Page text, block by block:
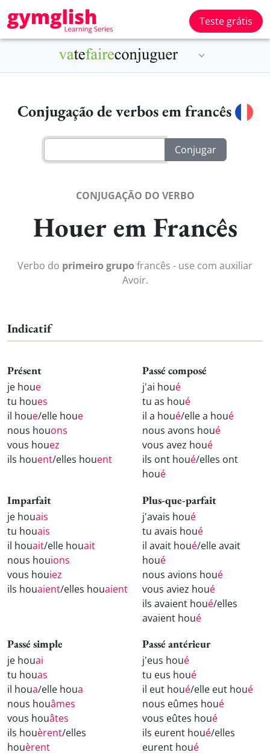
Teste grátis
Conjugação de verbos em francês
CONJUGAÇÃO DO VERBO
Houer em Francês
Verbo do primeiro grupo francês - use com auxiliar
Avoir.
Indicatif
Présent
je houe
tu houes
il houe/elle houe
nous houons
vous houez
ils houent/elles houent
Passé composé
j'ai houé
tu as houé
il a houé/elle a houé
nous avons houé
vous avez houé
ils ont houé/elles ont
houé
Imparfait
je houais
tu houais
il houait/elle houait
nous houions
vous houiez
ils houaient/elles houaient
Plus-que-parfait
j'avais houé
tu avais houé
il avait houé/elle avait
houé
nous avions houé
vous aviez houé
ils avaient houé/elles
avaient houé
Passé simple
je houai
tu houas
il houa/elle houa
nous houâmes
vous houâtes
ils houèrent/elles
houèrent
Passé antérieur
j'eus houé
tu eus houé
il eut houé/elle eut houé
nous eûmes houé
vous eûtes houé
ils eurent houé/elles
eurent houé